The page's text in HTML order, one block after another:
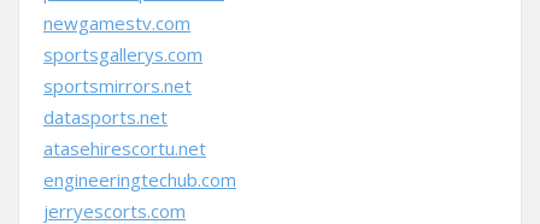
newgamestv.com
sportsgallerys.com
sportsmirrors.net
datasports.net
atasehirescortu.net
engineeringtechub.com
jerryescorts.com